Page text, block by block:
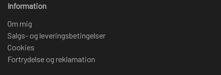
Information
Om mig
Salgs- og leveringsbetingelser
Cookies
Fortrydelse og reklamation